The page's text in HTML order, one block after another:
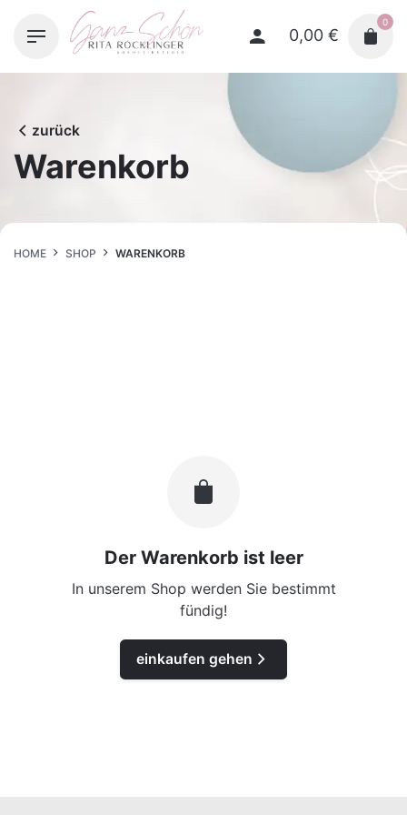
0,00 €
0
zurück
Warenkorb
HOME SHOP WARENKORB
Der Warenkorb ist leer
In unserem Shop werden Sie bestimmt
fündig!
einkaufen gehen